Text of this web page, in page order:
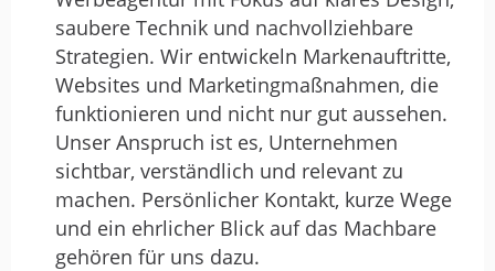
Wir arbeiten seit einiger Zeit mit
Benjamin und dem Team von All
In…
von Anna · 2. Juli 2025
Wir arbeiten seit einiger Zeit mit Benjamin
und dem Team von All In Mediadesign
zusammen – und sind wirklich begeistert!
saubere Technik und nachvollziehbare
Strategien. Wir entwickeln Markenauftritte,
Websites und Marketingmaßnahmen, die
funktionieren und nicht nur gut aussehen.
Unser Anspruch ist es, Unternehmen
sichtbar, verständlich und relevant zu
machen. Persönlicher Kontakt, kurze Wege
und ein ehrlicher Blick auf das Machbare
gehören für uns dazu.